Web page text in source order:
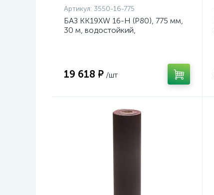
Артикул: 3550-16-775
БАЗ KK19XW 16-H (Р80), 775 мм,
30 м, водостойкий,
19 618 ₽ /шт